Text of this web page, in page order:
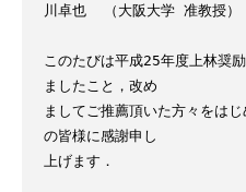
川卓也  （大阪大学 准教授）
このたびは平成25年度上林奨
ましたこと，改め
ましてご推薦頂いた方々をは
の皆様に感謝申し
上げます．